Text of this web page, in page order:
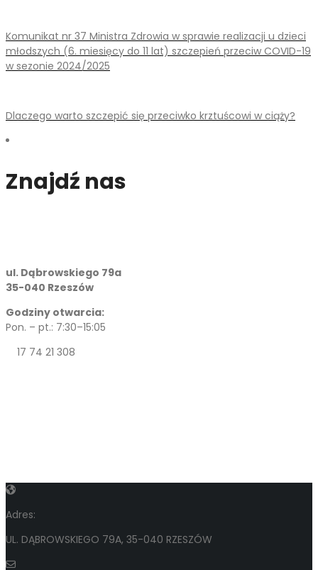
Komunikat nr 37 Ministra Zdrowia w sprawie realizacji u dzieci
młodszych (6. miesięcy do 11 lat) szczepień przeciw COVID-19
w sezonie 2024/2025
Dlaczego warto szczepić się przeciwko krztuścowi w ciąży?
Znajdź nas
ul. Dąbrowskiego 79a
35-040 Rzeszów
Godziny otwarcia:
Pon. – pt.: 7:30–15:05
17 74 21 308
Adres:
UL. DĄBROWSKIEGO 79A, 35-040 RZESZÓW